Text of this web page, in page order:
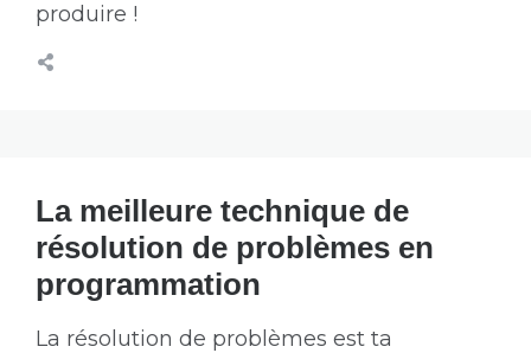
produire !
La meilleure technique de
résolution de problèmes en
programmation
La résolution de problèmes est ta